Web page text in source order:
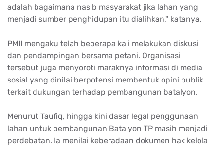
adalah bagaimana nasib masyarakat jika lahan yang
menjadi sumber penghidupan itu dialihkan," katanya.
PMII mengaku telah beberapa kali melakukan diskusi
dan pendampingan bersama petani. Organisasi
tersebut juga menyoroti maraknya informasi di media
sosial yang dinilai berpotensi membentuk opini publik
terkait dukungan terhadap pembangunan batalyon.
Menurut Taufiq, hingga kini dasar legal penggunaan
lahan untuk pembangunan Batalyon TP masih menjadi
perdebatan. Ia menilai keberadaan dokumen hak kelola